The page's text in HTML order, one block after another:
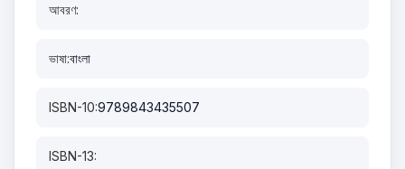
আবরণ:
ভাষা:বাংলা
ISBN-10:9789843435507
ISBN-13: